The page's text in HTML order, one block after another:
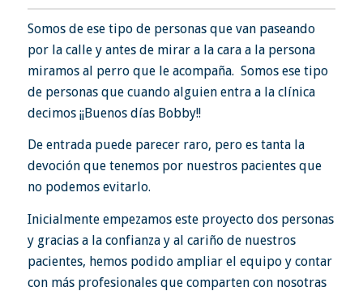
Somos de ese tipo de personas que van paseando
por la calle y antes de mirar a la cara a la persona
miramos al perro que le acompaña. Somos ese tipo
de personas que cuando alguien entra a la clínica
decimos ¡¡Buenos días Bobby!!
De entrada puede parecer raro, pero es tanta la
devoción que tenemos por nuestros pacientes que
no podemos evitarlo.
Inicialmente empezamos este proyecto dos personas
y gracias a la confianza y al cariño de nuestros
pacientes, hemos podido ampliar el equipo y contar
con más profesionales que comparten con nosotras